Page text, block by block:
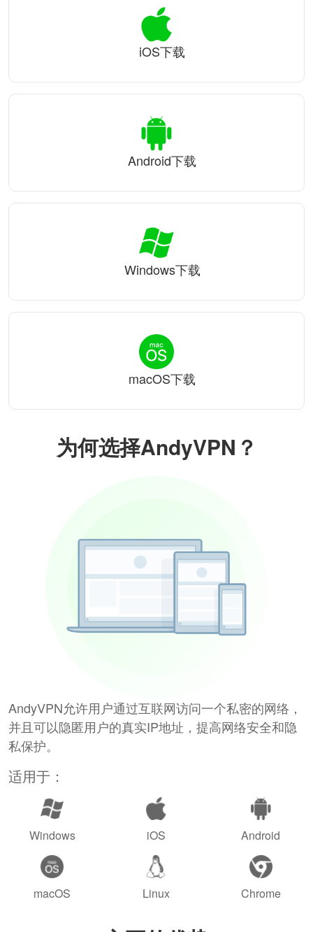
为何选择AndyVPN？
AndyVPN允许用户通过互联网访问一个私密的网络，
并且可以隐匿用户的真实IP地址，提高网络安全和隐
私保护。
适用于：
Windows iOS Android
macOS Linux Chrome
iOS下载
Android下载
Windows下载
macOS下载